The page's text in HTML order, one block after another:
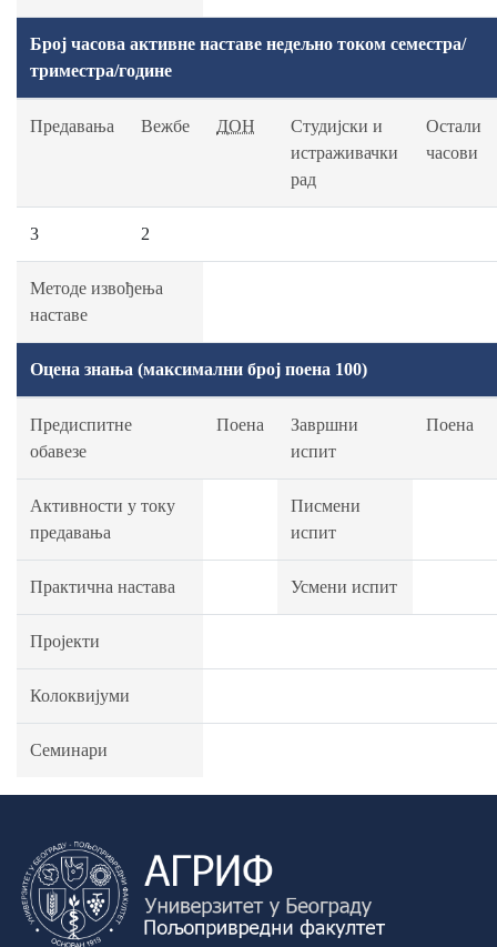
Број часова активне наставе недељно током семестра/
триместра/године
Предавања Вежбе ДОН
Студијски и
истраживачки
рад
Остали
часови
3 2
Методе извођења
наставе
Оцена знања (максимални број поена 100)
Предиспитне
обавезе
Поена
Завршни
испит
Поена
Активности у току
предавања
Писмени
испит
Практична настава Усмени испит
Пројекти
Колоквијуми
Семинари